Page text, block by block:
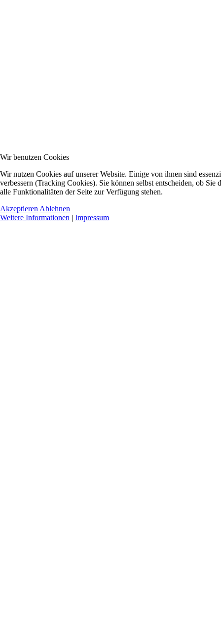
Wir benutzen Cookies
Wir nutzen Cookies auf unserer Website. Einige von ihnen sind
verbessern (Tracking Cookies). Sie können selbst entscheiden, ob
alle Funktionalitäten der Seite zur Verfügung stehen.
Akzeptieren Ablehnen
Weitere Informationen | Impressum